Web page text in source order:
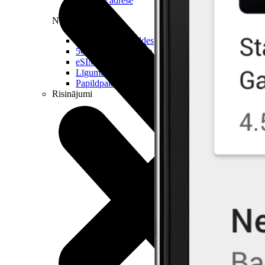
Noderīgi
Jautājumi un atbildes
5G pārklājuma karte
eSIM tehnoloģija
Līgumi un noteikumi
Papildpakalpojumi
Risinājumi